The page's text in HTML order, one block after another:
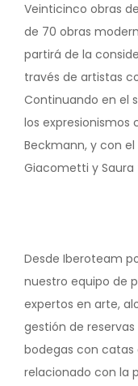
Veinticinco obras
de 70 obras
partirá de la
través de artistas
Continuando en el
los expresionismos
Beckmann, y con
Giacometti y
Desde Iberoteam
nuestro equipo de
expertos en arte,
gestión de
bodegas con catas
relacionado con la